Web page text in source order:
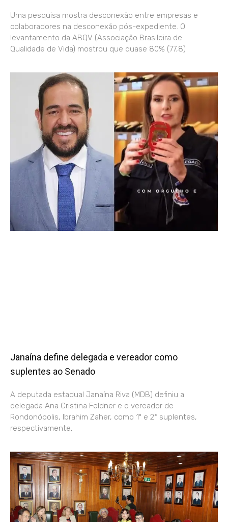
Uma pesquisa mostra desconexão entre empresas e
colaboradores na desconexão pós-expediente. O
levantamento da ABQV (Associação Brasileira de
Qualidade de Vida) mostrou que quase 80% (77,8)
Janaína define delegada e vereador como
suplentes ao Senado
A deputada estadual Janaína Riva (MDB) definiu a
delegada Ana Cristina Feldner e o vereador de
Rondonópolis, Ibrahim Zaher, como 1º e 2ª suplentes,
respectivamente,